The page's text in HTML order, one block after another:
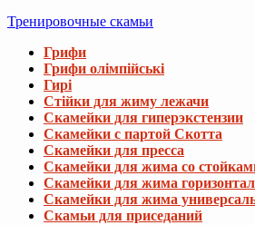
Тренировочные скамьи
Грифи
Грифи олімпійські
Гирі
Стійки для жиму лежачи
Скамейки для гиперэкстензии
Скамейки с партой Скотта
Скамейки для пресса
Скамейки для жима со
Скамейки для жима
Скамейки для жима
Скамьи для приседаний